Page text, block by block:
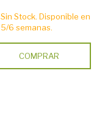
Sin Stock. Disponible en
5/6 semanas.
COMPRAR